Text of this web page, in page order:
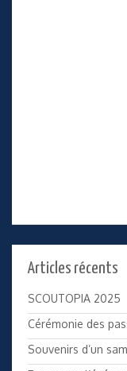
Articles récents
SCOUTOPIA 2025
Cérémonie des
Souvenirs d’un